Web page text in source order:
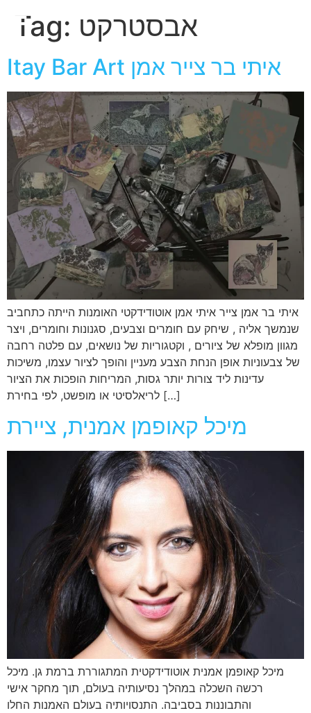
Tag: אבסטרקט
Itay Bar Art איתי בר צייר אמן
איתי בר אמן צייר איתי אמן אוטודידקטי האומנות הייתה כתחביב
שנמשך אליה , שיחק עם חומרים וצבעים, סגנונות וחומרים, ויצר
מגוון מופלא של ציורים , וקטגוריות של נושאים, עם פלטה רחבה
של צבעוניות אופן הנחת הצבע מעניין והופך לציור עצמו, משיכות
עדינות ליד צורות יותר גסות, המריחות הופכות את הציור
לריאלסיטי או מופשט, לפי בחירת […]
מיכל קאופמן אמנית, ציירת
מיכל קאופמן אמנית אוטודידקטית המתגוררת ברמת גן. מיכל
רכשה השכלה במהלך נסיעותיה בעולם, תוך מחקר אישי
והתבוננות בסביבה. התנסויותיה בעולם האמנות החלו